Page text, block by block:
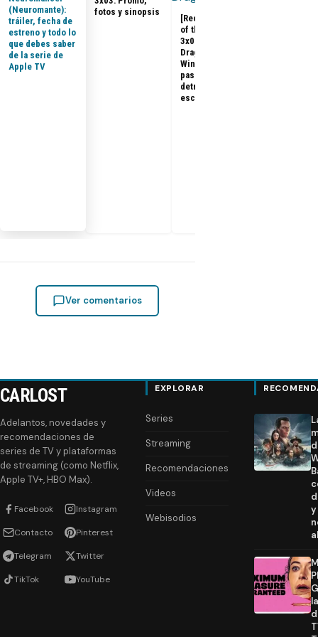
(Neuromante):
tráiler, fecha de
estreno y todo lo
que debes saber
de la serie de
Apple TV
fotos y sinopsis
[Recap] House
of the Dragon
3x07 «The
Dragon in
Winter»: qué
pasó, análisis y
detrás de
escena
Ver comentarios
CARLOST
Adelantos, novedades y
recomendaciones de
series de TV y plataformas
de streaming (como Netflix,
Apple TV+, HBO Max).
Facebook Instagram
Contacto Pinterest
Telegram Twitter
TikTok YouTube
EXPLORAR
Series
Streaming
Recomendaciones
Videos
Webisodios
y